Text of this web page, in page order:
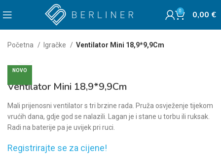
0 0,00 €
Početna Igračke Ventilator Mini 18,9*9,9Cm
NOVO
Ventilator Mini 18,9*9,9Cm
Mali prijenosni ventilator s tri brzine rada. Pruža osvježenje tijekom
vrućih dana, gdje god se nalazili. Lagan je i stane u torbu ili ruksak.
Radi na baterije pa je uvijek pri ruci.
Registrirajte se za cijene!